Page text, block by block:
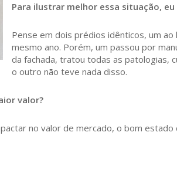
Para ilustrar melhor essa situação,
Pense em dois prédios idênticos, um
mesmo ano. Porém, um passou por
da fachada, tratou todas as patologias,
o outro não teve nada disso.
valor?
no valor de mercado, o bom